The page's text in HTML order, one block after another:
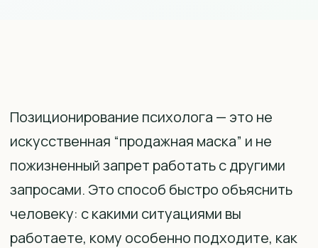
Позиционирование психолога — это не
искусственная “продажная маска” и не
пожизненный запрет работать с другими
запросами. Это способ быстро объяснить
человеку: с какими ситуациями вы
работаете, кому особенно подходите, как